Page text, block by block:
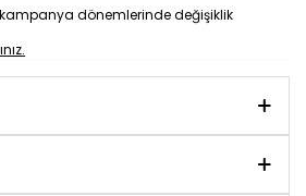
dönemlerinde değişiklik